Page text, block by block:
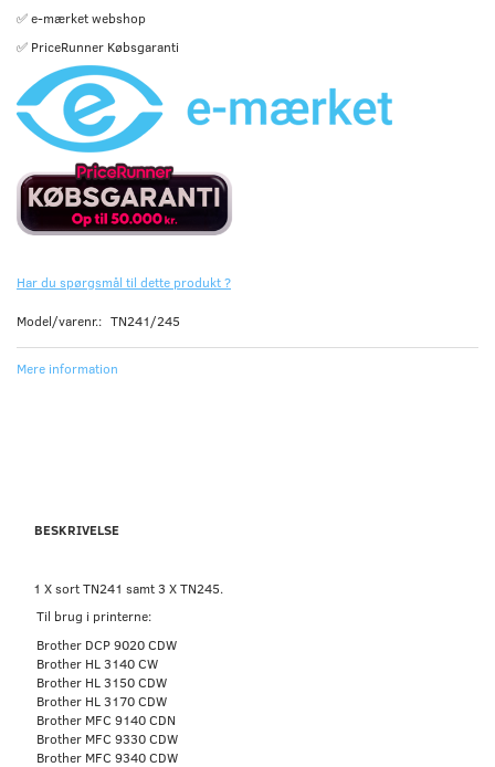
✅ e-mærket webshop
✅ PriceRunner Købsgaranti
Har du spørgsmål til dette produkt ?
Model/varenr.: TN241/245
Mere information
BESKRIVELSE
1 X sort TN241 samt 3 X TN245.
Til brug i printerne:
Brother DCP 9020 CDW
Brother HL 3140 CW
Brother HL 3150 CDW
Brother HL 3170 CDW
Brother MFC 9140 CDN
Brother MFC 9330 CDW
Brother MFC 9340 CDW